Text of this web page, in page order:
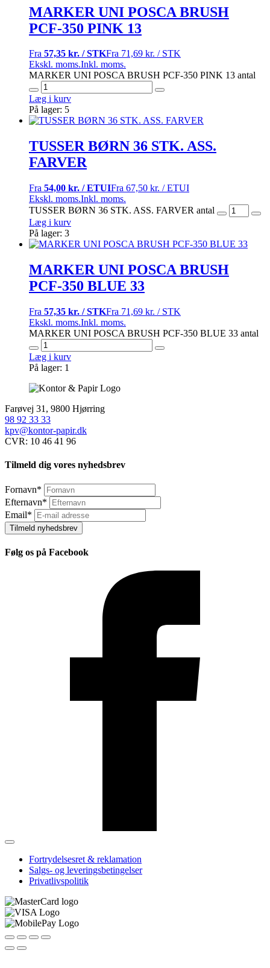
MARKER UNI POSCA BRUSH
PCF-350 PINK 13
Fra 57,35 kr. / STKFra 71,69 kr. / STK
Ekskl. moms.Inkl. moms.
MARKER UNI POSCA BRUSH PCF-350 PINK 13 antal
Læg i kurv
På lager: 5
TUSSER BØRN 36 STK. ASS.
FARVER
Fra 54,00 kr. / ETUIFra 67,50 kr. / ETUI
Ekskl. moms.Inkl. moms.
TUSSER BØRN 36 STK. ASS. FARVER antal
Læg i kurv
På lager: 3
MARKER UNI POSCA BRUSH
PCF-350 BLUE 33
Fra 57,35 kr. / STKFra 71,69 kr. / STK
Ekskl. moms.Inkl. moms.
MARKER UNI POSCA BRUSH PCF-350 BLUE 33 antal
Læg i kurv
På lager: 1
Farøvej 31, 9800 Hjørring
98 92 33 33
kpv@kontor-papir.dk
CVR: 10 46 41 96
Tilmeld dig vores nyhedsbrev
Fornavn*
Efternavn*
Email*
Tilmeld nyhedsbrev
Følg os på Facebook
Fortrydelsesret & reklamation
Salgs- og leveringsbetingelser
Privatlivspolitik